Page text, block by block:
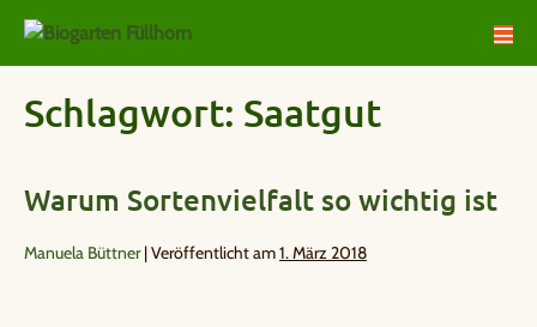
Schlagwort: Saatgut
Warum Sortenvielfalt so wichtig ist
Manuela Büttner|Veröffentlicht am1. März 2018